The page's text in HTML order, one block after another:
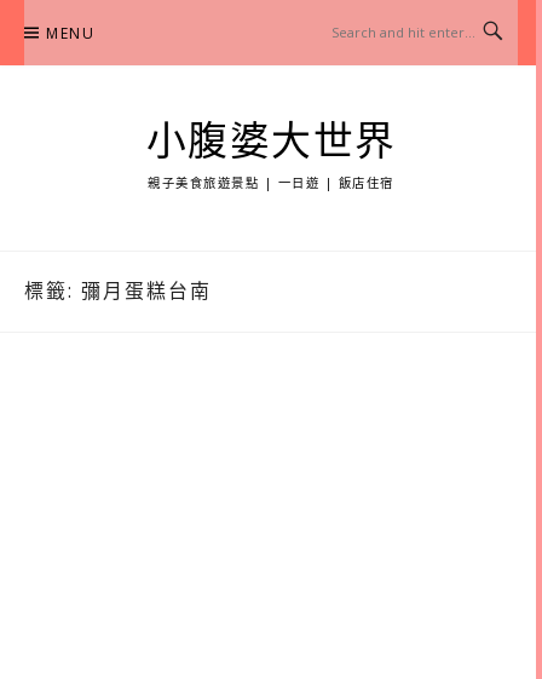
content
MENU
小腹婆大世界
親子美食旅遊景點 | 一日遊 | 飯店住宿
標籤: 彌月蛋糕台南